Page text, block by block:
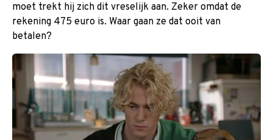
moet trekt hij zich dit vreselijk aan. Zeker omdat de
rekening 475 euro is. Waar gaan ze dat ooit van
betalen?